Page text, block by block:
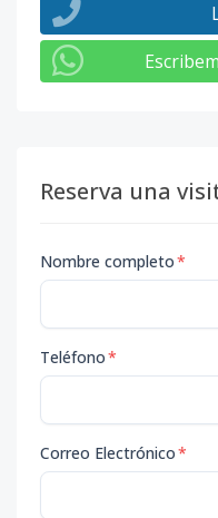
Reserva una
Nombre completo*
Teléfono*
Correo Electrónico*